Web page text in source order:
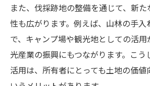
また、伐採跡地の整備を通じて、新
性も広がります。例えば、山林の手入
で、キャンプ場や観光地としての活
光産業の振興にもつながります。こ
活用は、所有者にとっても土地の価値